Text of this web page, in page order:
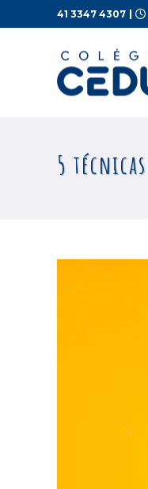
41 3347 4307 |
5